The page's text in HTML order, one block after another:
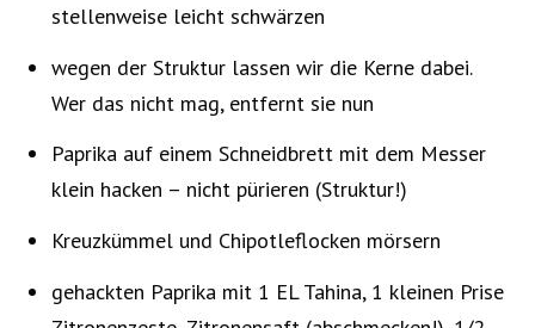
stellenweise leicht schwärzen
wegen der Struktur lassen wir die Kerne dabei.
Wer das nicht mag, entfernt sie nun
Paprika auf einem Schneidbrett mit dem Messer
klein hacken – nicht pürieren (Struktur!)
Kreuzkümmel und Chipotleflocken mörsern
gehackten Paprika mit 1 EL Tahina, 1 kleinen Prise